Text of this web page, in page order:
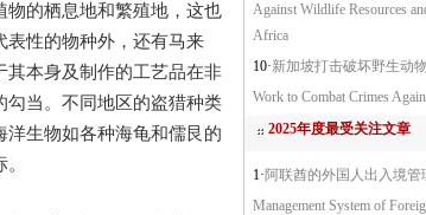
的栖息地和繁殖地，这也
表性的物种外，还有马来
本身及制作的工艺品在非
当。不同地区的盗猎种类
生物如各种海龟和儒艮的
Against Wildlife Resources
Africa
10·新加坡打击破坏野生动
Work to Combat Crimes
2025年度最受关注文章
1· 阿联酋的外国人出入境管
Management System of